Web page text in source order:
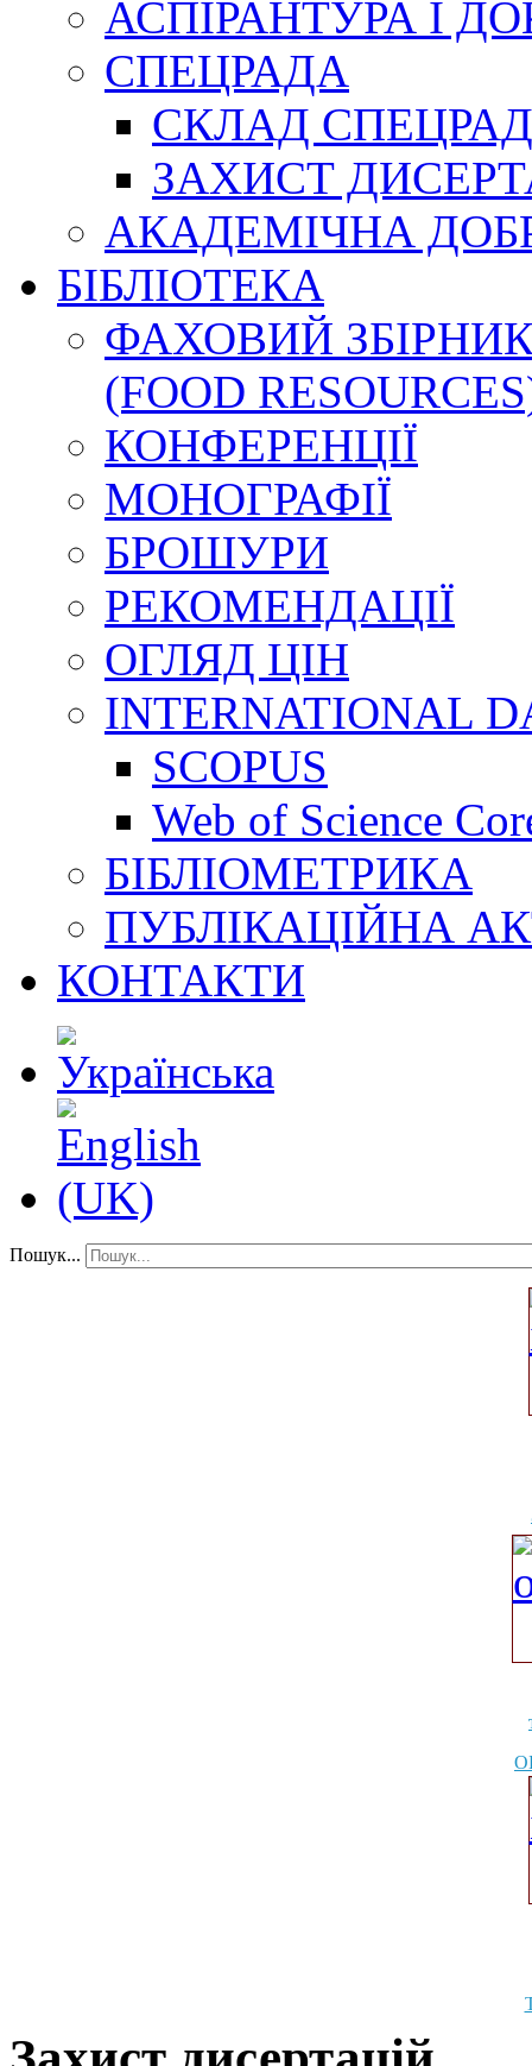
АСПІРАНТУРА І
СПЕЦРАДА
СКЛАД
ЗАХИСТ
АКАДЕМІЧНА
БІБЛІОТЕКА
ФАХОВИЙ
(FOOD
КОНФЕРЕНЦІЇ
МОНОГРАФІЇ
БРОШУРИ
РЕКОМЕНДАЦІЇ
ОГЛЯД ЦІН
INTERNATIONAL
SCOPUS
Web of Science
БІБЛІОМЕТРИКА
ПУБЛІКАЦІЙНА
КОНТАКТИ
Пошук...